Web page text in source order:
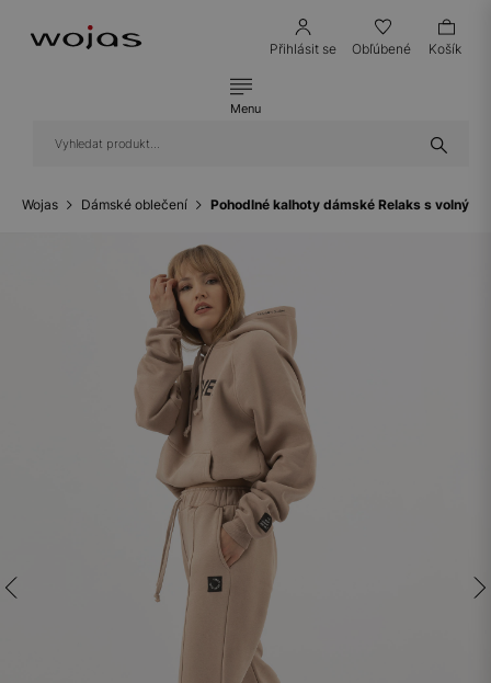
Přihlásit se Obľúbené Košík
Menu
Wojas Dámské oblečení Pohodlné kalhoty dámské Relaks s volným